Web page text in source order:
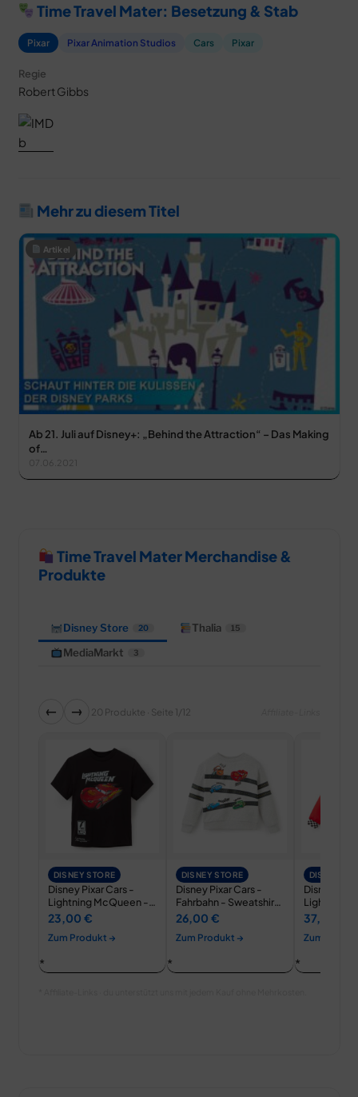
Time Travel Mater: Besetzung & Stab
Pixar Pixar Animation Studios Cars Pixar
Regie
Robert Gibbs
Mehr zu diesem Titel
Artikel
Ab 21. Juli auf Disney+: „Behind the Attraction“ – Das Making
of…
Time Travel Mater Merchandise &
Produkte
Disney Store 20 Thalia 15
MediaMarkt 3
← → 20 Produkte · Seite 1/12
DISNEY STORE
Disney Pixar Cars -
Lightning McQueen -
T-Shirt für Kinder
23,00 €
Zum Produkt →
DISNEY STORE
Disney Pixar Cars -
Fahrbahn - Sweatshirt
für Kinder
26,00 €
Zum Produkt →
DISNEY
Disney
Lightning
Jacke für
37,00 €
Zum